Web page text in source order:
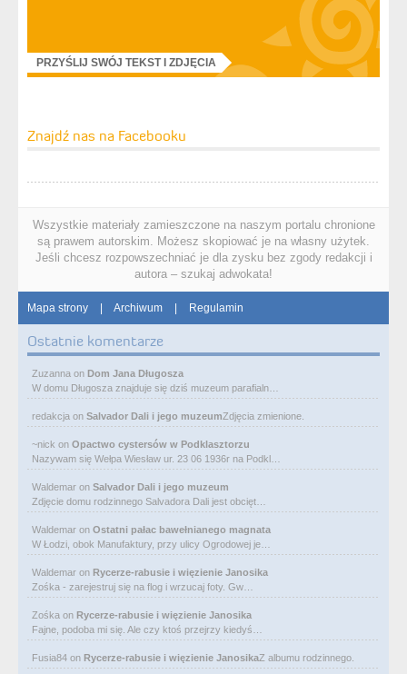
PRZYŚLIJ SWÓJ TEKST I ZDJĘCIA
Znajdź nas na Facebooku
Wszystkie materiały zamieszczone na naszym portalu chronione
są prawem autorskim. Możesz skopiować je na własny użytek.
Jeśli chcesz rozpowszechniać je dla zysku bez zgody redakcji i
autora – szukaj adwokata!
Mapa strony | Archiwum | Regulamin
Ostatnie komentarze
Zuzanna on Dom Jana Długosza
W domu Długosza znajduje się dziś muzeum parafialn…
redakcja on Salvador Dali i jego muzeumZdjęcia zmienione.
~nick on Opactwo cystersów w Podklasztorzu
Nazywam się Wełpa Wiesław ur. 23 06 1936r na Podkl…
Waldemar on Salvador Dali i jego muzeum
Zdjęcie domu rodzinnego Salvadora Dali jest obcięt…
Waldemar on Ostatni pałac bawełnianego magnata
W Łodzi, obok Manufaktury, przy ulicy Ogrodowej je…
Waldemar on Rycerze-rabusie i więzienie Janosika
Zośka - zarejestruj się na flog i wrzucaj foty. Gw…
Zośka on Rycerze-rabusie i więzienie Janosika
Fajne, podoba mi się. Ale czy ktoś przejrzy kiedyś…
Fusia84 on Rycerze-rabusie i więzienie JanosikaZ albumu rodzinnego.